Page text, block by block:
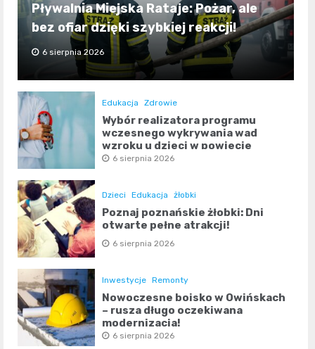
Pływalnia Miejska Rataje: Pożar, ale
bez ofiar dzięki szybkiej reakcji!
6 sierpnia 2026
Edukacja Zdrowie
Wybór realizatora programu
wczesnego wykrywania wad
wzroku u dzieci w powiecie
poznańskim
6 sierpnia 2026
Dzieci Edukacja żłobki
Poznaj poznańskie żłobki: Dni
otwarte pełne atrakcji!
6 sierpnia 2026
Inwestycje Remonty
Nowoczesne boisko w Owińskach
– rusza długo oczekiwana
modernizacja!
6 sierpnia 2026